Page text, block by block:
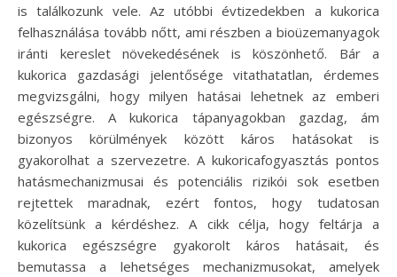
is találkozunk vele. Az utóbbi évtizedekben a kukorica
felhasználása tovább nőtt, ami részben a bioüzemanyagok
iránti kereslet növekedésének is köszönhető. Bár a
kukorica gazdasági jelentősége vitathatatlan, érdemes
megvizsgálni, hogy milyen hatásai lehetnek az emberi
egészségre. A kukorica tápanyagokban gazdag, ám
bizonyos körülmények között káros hatásokat is
gyakorolhat a szervezetre. A kukoricafogyasztás pontos
hatásmechanizmusai és potenciális rizikói sok esetben
rejtettek maradnak, ezért fontos, hogy tudatosan
közelítsünk a kérdéshez. A cikk célja, hogy feltárja a
kukorica egészségre gyakorolt káros hatásait, és
bemutassa a lehetséges mechanizmusokat, amelyek